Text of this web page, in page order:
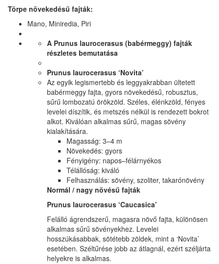
Törpe növekedésű fajták:
Mano, Miniredia, Piri
A Prunus laurocerasus (babérmeggy) fajták
részletes bemutatása
Prunus laurocerasus ‘Novita’
Az egyik legismertebb és leggyakrabban ültetett
babérmeggy fajta, gyors növekedésű, robusztus,
sűrű lombozatú örökzöld. Széles, élénkzöld, fényes
levelei díszítik, és metszés nélkül is rendezett bokrot
alkot. Kiválóan alkalmas sűrű, magas sövény
kialakítására.
Magasság: 3–4 m
Növekedés: gyors
Fényigény: napos–félárnyékos
Télállóság: kiváló
Felhasználás: sövény, szoliter, takarónövény
Normál / nagy növésű fajták
Prunus laurocerasus ‘Caucasica’
Felálló ágrendszerű, magasra növő fajta, különösen
alkalmas sűrű sövényekhez. Levelei
hosszúkásabbak, sötétebb zöldek, mint a ‘Novita’
esetében. Széltűrése jobb az átlagnál, ezért széljárta
helyekre is alkalmas.